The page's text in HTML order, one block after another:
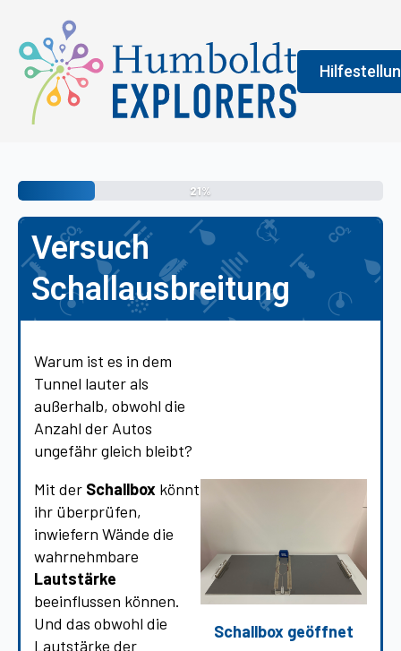
An der
erledigen
vermittelt
21%
Versuch
Schallausbreitung
Warum ist es in dem
Tunnel lauter als
außerhalb, obwohl die
Anzahl der Autos
ungefähr gleich bleibt?
Mit der Schallbox könnt
ihr überprüfen,
inwiefern Wände die
wahrnehmbare
Lautstärke
beeinflussen können.
Und das obwohl die
Lautstärke der
Schallbox geöffnet